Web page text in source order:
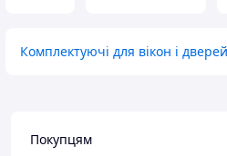
Комплектуючі для вікон і
Покупцям